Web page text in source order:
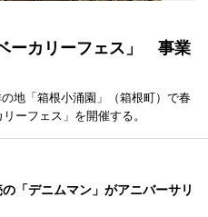
ーカリーフェス」 事業
地「箱根小涌園」（箱根町）で春
ーフェス」を開催する。
「デニムマン」がアニバーサリ